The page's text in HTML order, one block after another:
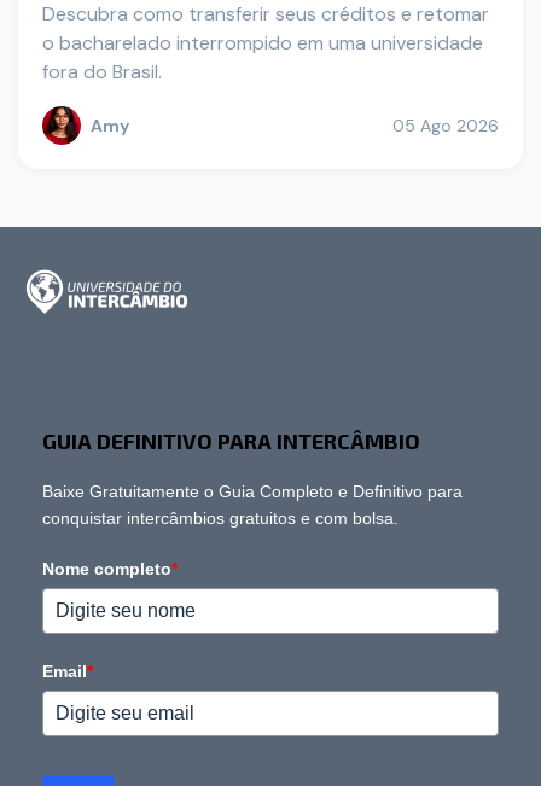
Descubra como transferir seus créditos e retomar
o bacharelado interrompido em uma universidade
fora do Brasil.
Amy 05 Ago 2026
GUIA DEFINITIVO PARA INTERCÂMBIO
Baixe Gratuitamente o Guia Completo e Definitivo para
conquistar intercâmbios gratuitos e com bolsa.
Nome completo*
Email*